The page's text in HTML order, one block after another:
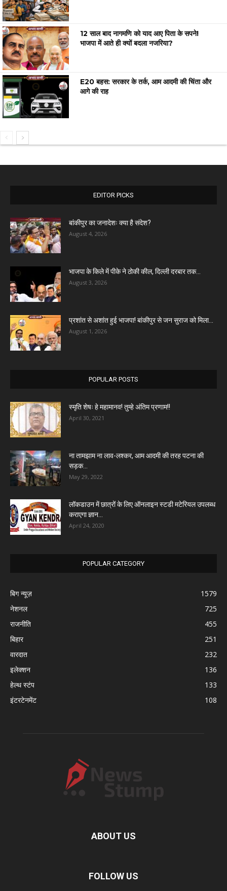
12 साल बाद नागमणि को याद आए पिता के सपने!
भाजपा में आते ही क्यों बदला नजरिया?
E20 बहस: सरकार के तर्क, आम आदमी की चिंता और
आगे की राह
EDITOR PICKS
बांकीपुर का जनादेशः क्या है संदेश?
August 4, 2026
भाजपा के किले में पीके ने ठोकी कील, दिल्ली दरबार तक...
August 3, 2026
प्रशांत से अशांत हुई भाजपा! बांकीपुर से जन सुराज को मिला...
August 1, 2026
POPULAR POSTS
स्मृति शेषः हे महामानव! तुम्हे अंतिम प्रणाम!!
April 30, 2021
ना तामझाम ना लाव-लश्कर, आम आदमी की तरह पटना की
सड़क...
May 29, 2022
लॉकडाउन में छात्रों के लिए ऑनलाइन स्टडी मटेरियल उपलब्ध
कराएगा ज्ञान...
April 24, 2020
POPULAR CATEGORY
बिग न्यूज़
1579
नेशनल
725
राजनीति
455
बिहार
251
वारदात
232
इलेक्शन
136
हेल्थ स्टंप
133
इंटरटेनमेंट
108
ABOUT US
FOLLOW US